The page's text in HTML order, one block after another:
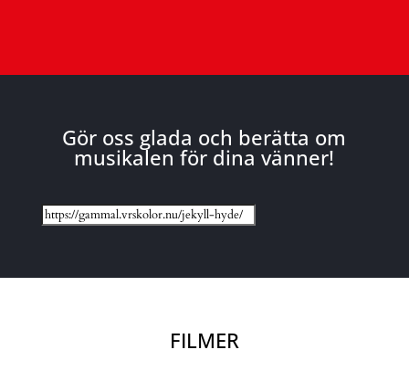
Gör oss glada och berätta om
musikalen för dina vänner!
FILMER